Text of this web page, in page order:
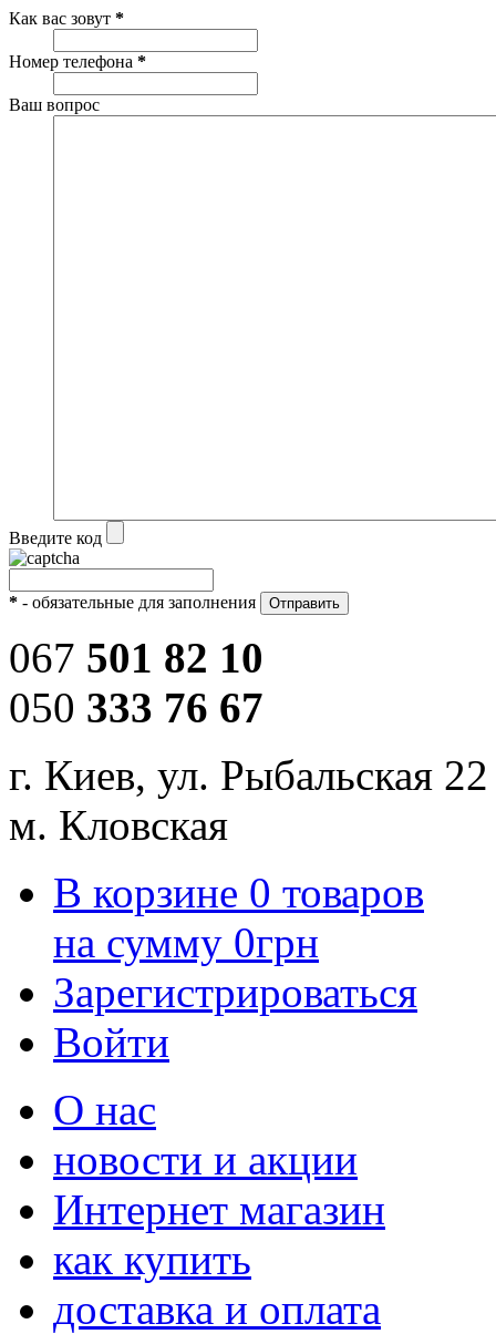
Как вас зовут *
Номер телефона *
Ваш вопрос
Введите код
* - обязательные для заполнения
067 501 82 10
050 333 76 67
г. Киев, ул. Рыбальская 22
м. Кловская
В корзине 0 товаров
на сумму 0грн
Зарегистрироваться
Войти
О нас
новости и акции
Интернет магазин
как купить
доставка и оплата